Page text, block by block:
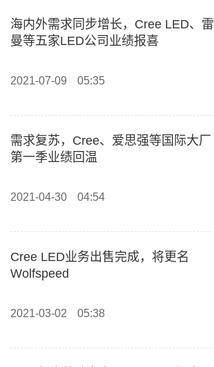
海内外需求同步增长，Cree LED、雷
曼等五家LED公司业绩报喜
2021-07-09 05:35
需求复苏，Cree、爱思强等国际大厂
第一季业绩回温
2021-04-30 04:54
Cree LED业务出售完成，将更名
Wolfspeed
2021-03-02 05:38